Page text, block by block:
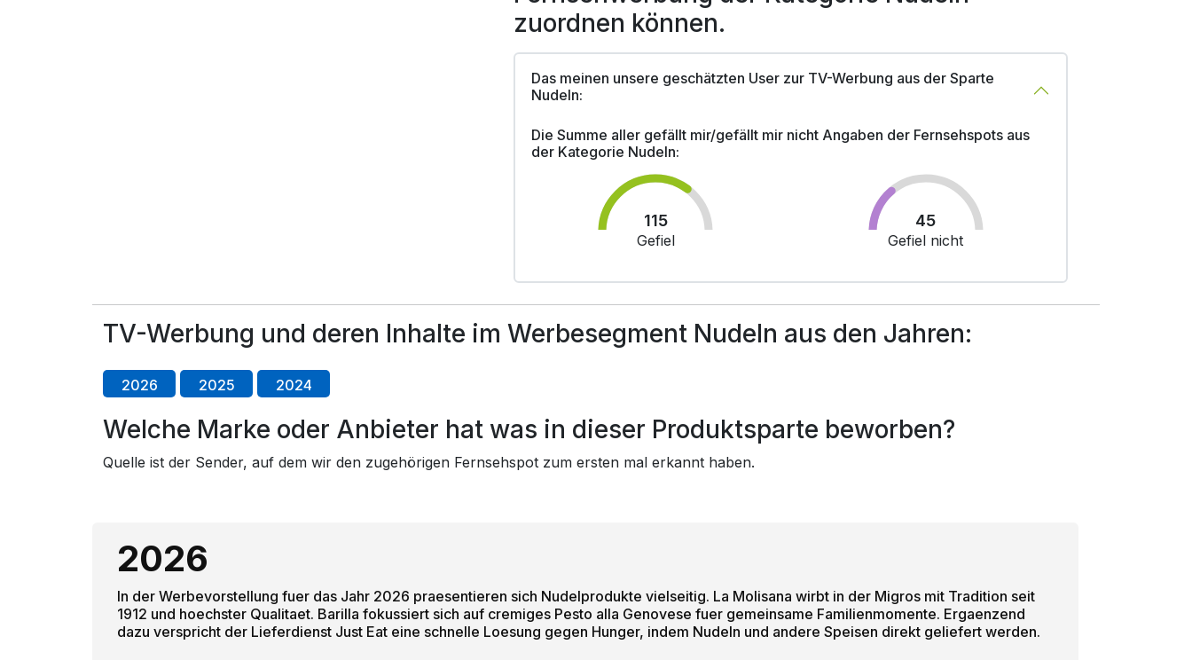
zuordnen können.
Das meinen unsere geschätzten User zur TV-Werbung aus der Sparte
Nudeln:
Die Summe aller gefällt mir/gefällt mir nicht Angaben der Fernsehspots aus
der Kategorie Nudeln:
115
Gefiel
45
Gefiel nicht
TV-Werbung und deren Inhalte im Werbesegment Nudeln aus den Jahren:
2026 2025 2024
Welche Marke oder Anbieter hat was in dieser Produktsparte beworben?
Quelle ist der Sender, auf dem wir den zugehörigen Fernsehspot zum ersten mal erkannt haben.
2026
In der Werbevorstellung fuer das Jahr 2026 praesentieren sich Nudelprodukte vielseitig. La Molisana wirbt in der Migros mit Tradition seit
1912 und hoechster Qualitaet. Barilla fokussiert sich auf cremiges Pesto alla Genovese fuer gemeinsame Familienmomente. Ergaenzend
dazu verspricht der Lieferdienst Just Eat eine schnelle Loesung gegen Hunger, indem Nudeln und andere Speisen direkt geliefert werden.